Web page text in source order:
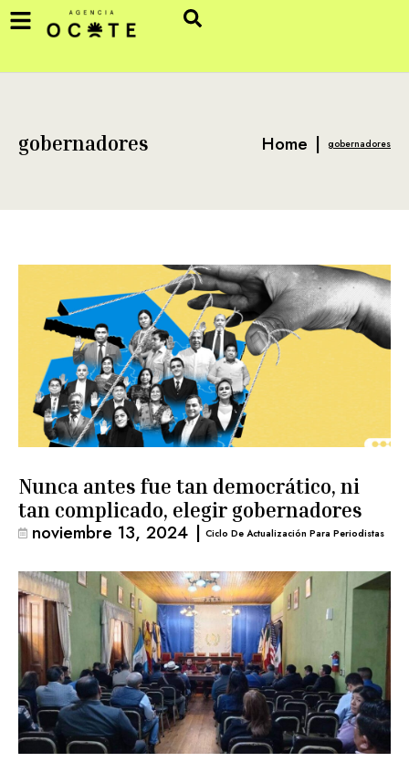
gobernadores Home | gobernadores
Nunca antes fue tan democrático, ni
tan complicado, elegir gobernadores
noviembre 13, 2024 | Ciclo De Actualización Para Periodistas